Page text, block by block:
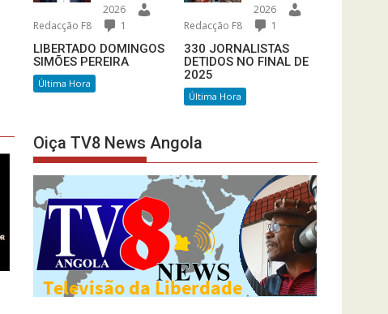
2026
Redacção F8
1
LIBERTADO DOMINGOS
SIMÕES PEREIRA
Última Hora
2026
Redacção F8
1
330 JORNALISTAS
DETIDOS NO FINAL DE
2025
Última Hora
Oiça TV8 News Angola